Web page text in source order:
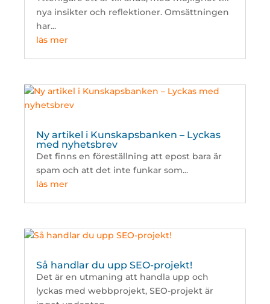
nya insikter och reflektioner. Omsättningen
har...
läs mer
Ny artikel i Kunskapsbanken – Lyckas
med nyhetsbrev
Det finns en föreställning att epost bara är
spam och att det inte funkar som...
läs mer
Så handlar du upp SEO-projekt!
Det är en utmaning att handla upp och
lyckas med webbprojekt, SEO-projekt är